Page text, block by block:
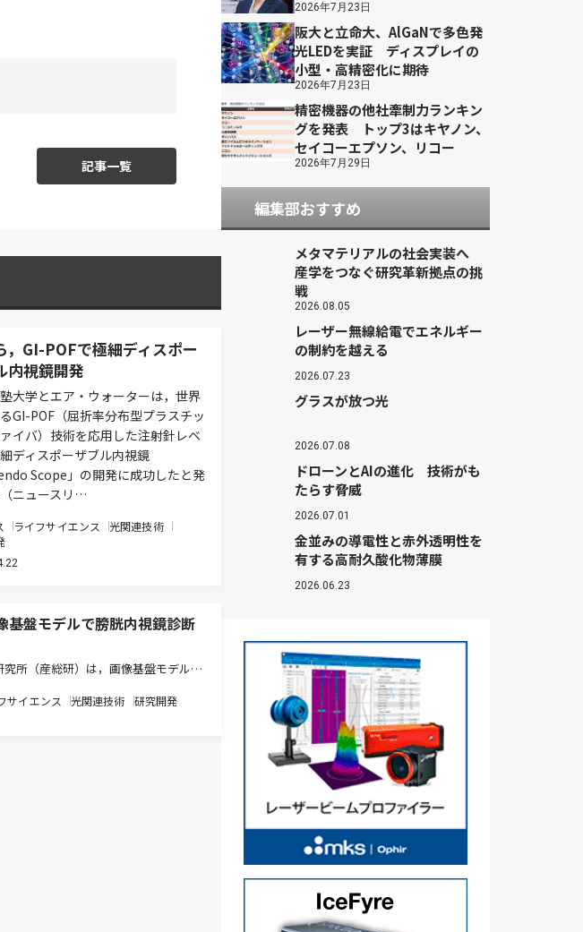
記事一覧
，GI-POFで極細ディスポー
内視鏡開発
大学とエア・ウォーターは，世界
GI-POF（屈折率分布型プラスチッ
イバ）技術を応用した注射針レベ
ディスポーザブル内視鏡
Scope」の開発に成功したと発
ニュースリ…
ライフサイエンス
光関連技術
基盤モデルで膀胱内視鏡診断
究所（産総研）は，画像基盤モデルを
支援AIを開発した（ニュースリリー
療分野において画像診断を支援するAI
サイエンス 光関連技術 研究開発
2026年7月23日
阪大と立命大、AlGaNで多色発
光LEDを実証 ディスプレイの
小型・高精密化に期待
2026年7月23日
精密機器の他社牽制力ランキン
グを発表 トップ3はキヤノン、
セイコーエプソン、リコー
2026年7月29日
編集部おすすめ
メタマテリアルの社会実装へ
産学をつなぐ研究革新拠点の挑
戦
2026.08.05
レーザー無線給電でエネルギー
の制約を越える
2026.07.23
グラスが放つ光
2026.07.08
ドローンとAIの進化 技術がも
たらす脅威
2026.07.01
金並みの導電性と赤外透明性を
有する高耐久酸化物薄膜
2026.06.23